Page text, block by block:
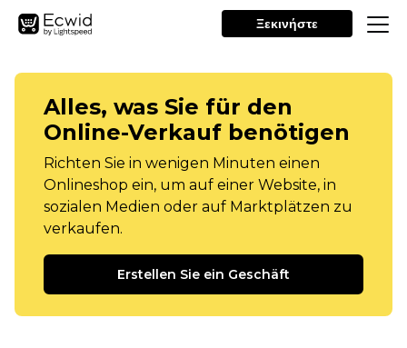
Ξεκινήστε
Alles, was Sie für den
Online-Verkauf benötigen
Richten Sie in wenigen Minuten einen
Onlineshop ein, um auf einer Website, in
sozialen Medien oder auf Marktplätzen zu
verkaufen.
Erstellen Sie ein Geschäft